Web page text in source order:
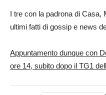
I tre con la padrona di Casa,
ultimi fatti di gossip e news
Appuntamento dunque con
ore 14, subito dopo il TG1